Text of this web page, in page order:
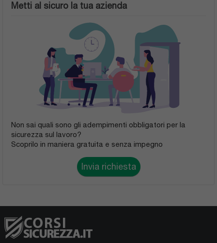
Metti al sicuro la tua azienda
Non sai quali sono gli adempimenti obbligatori per la
sicurezza sul lavoro?
Scoprilo in maniera gratuita e senza impegno
Invia richiesta